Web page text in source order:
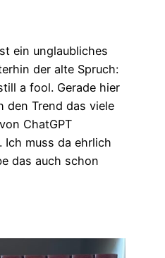
ein unglaubliches
der alte Spruch:
a fool. Gerade hier
den Trend das viele
ChatGPT
Ich muss da ehrlich
das auch schon